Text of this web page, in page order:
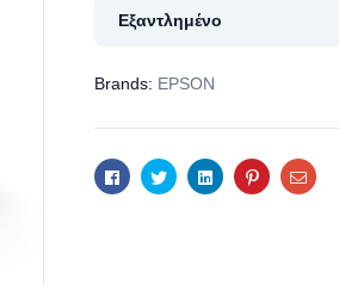
Εξαντλημένο
Brands: EPSON
FacebookTwitterLinkedinPinterestEmail